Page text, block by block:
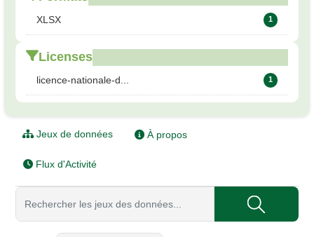
XLSX 1
Licenses
licence-nationale-d... 1
Jeux de données À propos
Flux d'Activité